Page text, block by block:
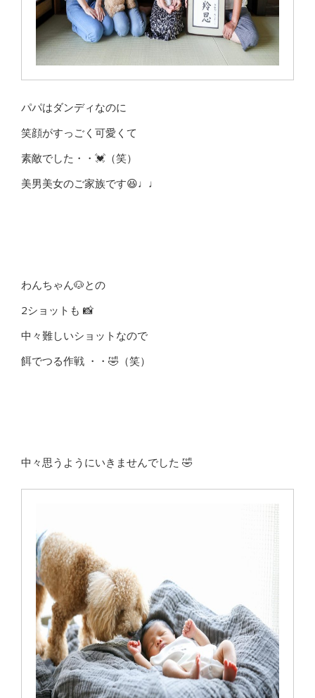
パパはダンディなのに
笑顔がすっごく可愛くて
素敵でした・・💓（笑）
美男美女のご家族です😆♩♩
わんちゃん🐶との
2ショットも 📸
中々難しいショットなので
餌でつる作戦 ・・🤣（笑）
中々思うようにいきませんでした 🤣